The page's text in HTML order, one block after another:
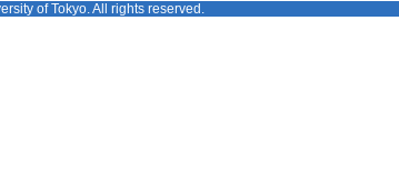
of Tokyo. All rights reserved.